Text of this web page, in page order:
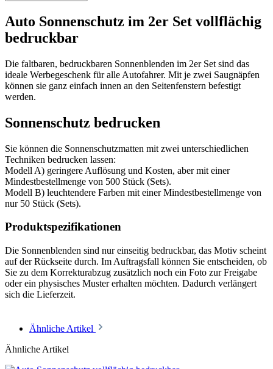
Auto Sonnenschutz im 2er Set vollflächig
bedruckbar
Die faltbaren, bedruckbaren Sonnenblenden im 2er Set sind das
ideale Werbegeschenk für alle Autofahrer. Mit je zwei Saugnäpfen
können sie ganz einfach innen an den Seitenfenstern befestigt
werden.
Sonnenschutz bedrucken
Sie können die Sonnenschutzmatten mit zwei unterschiedlichen
Techniken bedrucken lassen:
Modell A) geringere Auflösung und Kosten, aber mit einer
Mindestbestellmenge von 500 Stück (Sets).
Modell B) leuchtendere Farben mit einer Mindestbestellmenge von
nur 50 Stück (Sets).
Produktspezifikationen
Die Sonnenblenden sind nur einseitig bedruckbar, das Motiv scheint
auf der Rückseite durch. Im Auftragsfall können Sie entscheiden, ob
Sie zu dem Korrekturabzug zusätzlich noch ein Foto zur Freigabe
oder ein physisches Muster erhalten möchten. Dadurch verlängert
sich die Lieferzeit.
Ähnliche Artikel
Ähnliche Artikel